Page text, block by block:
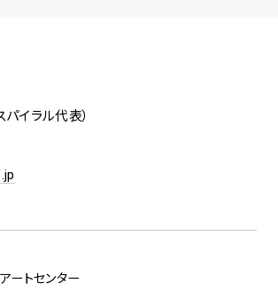
パイラル代表）
ートセンター